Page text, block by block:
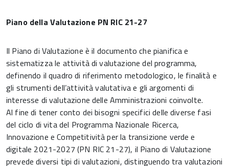
Piano della Valutazione PN RIC 21-27
Il Piano di Valutazione è il documento che pianifica e
sistematizza le attività di valutazione del programma,
definendo il quadro di riferimento metodologico, le finalità e
gli strumenti dell’attività valutativa e gli argomenti di
interesse di valutazione delle Amministrazioni coinvolte.
Al fine di tener conto dei bisogni specifici delle diverse fasi
del ciclo di vita del Programma Nazionale Ricerca,
Innovazione e Competitività per la transizione verde e
digitale 2021-2027 (PN RIC 21-27), il Piano di Valutazione
prevede diversi tipi di valutazioni, distinguendo tra valutazioni